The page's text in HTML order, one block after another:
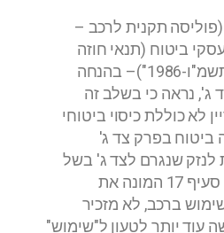
תקנית לרכב –
ביטוח (תנאי חוזה
לביטוח רכב פרטי), תשמ"ו-1986")– בהנחה
ג', נראה כי בשלב זה
לא כוללת כיסוי ביטוחי
ביטוח בפרק צד ג'
לנזק שנגרם לצד ג' בשל
"שימוש ברכב", אולם סעיף 17 המונה את
ברכב, לא מזכיר
עוד יותר לטעון ל"שימוש"